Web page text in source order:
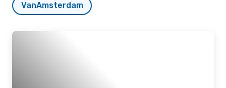
VanAmsterdam